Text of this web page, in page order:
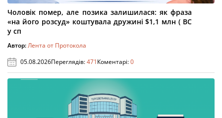
Чоловік помер, але позика залишилася: як фраза
«на його розсуд» коштувала дружині $1,1 млн ( ВС
у сп
Автор:Лента от Протокола
05.08.2026Переглядів:471Коментарі:0